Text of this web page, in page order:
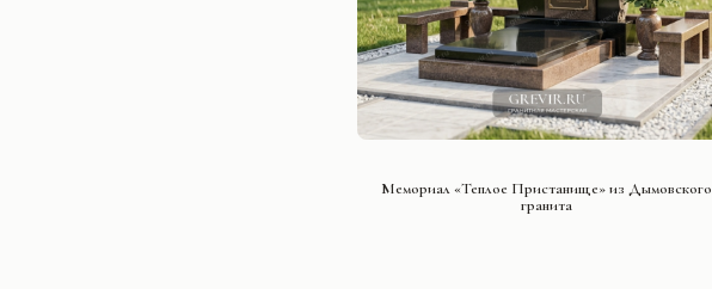
Мемориал «Теплое Пристанище» из Дымовского
гранита